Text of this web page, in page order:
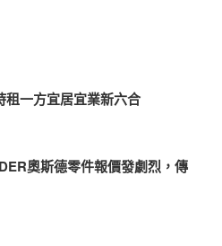
一方宜居宜業新六合
奧斯德零件報價發劇烈，傳